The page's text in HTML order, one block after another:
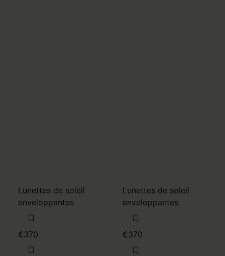
Lunettes de soleil
enveloppantes
€370
Lunettes de soleil
enveloppantes
€370